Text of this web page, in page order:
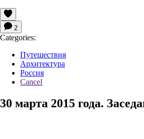
2
Categories:
Путешествия
Архитектура
Россия
Cancel
30 марта 2015 года.